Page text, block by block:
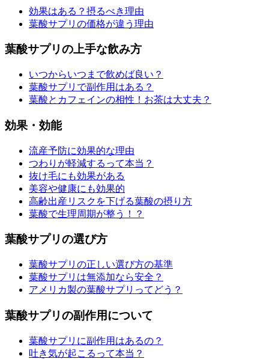
効果はある？摂るべき理由
葉酸サプリの価格が違う理由
葉酸サプリの上手な飲み方
いつからいつまで飲めば良い？
葉酸サプリで副作用はある？
葉酸とカフェインの相性！お茶は大丈夫？
効果・効能
流産予防に効果的な理由
つわりが軽減するって本当？
抜け毛にも効果がある
美容や健康にも効果的
高齢出産リスクを下げる葉酸の摂り方
葉酸で生理周期が整う！？
葉酸サプリの選び方
葉酸サプリの正しい選び方の基準
葉酸サプリは無添加なら安全？
アメリカ製の葉酸サプリってどう？
葉酸サプリの副作用について
葉酸サプリに副作用はあるの？
吐き気が起こるって本当？